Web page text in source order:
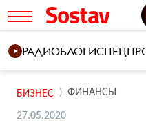
РАДИОБЛОГИ
БИЗНЕС ФИНАНСЫ
27.05.2020